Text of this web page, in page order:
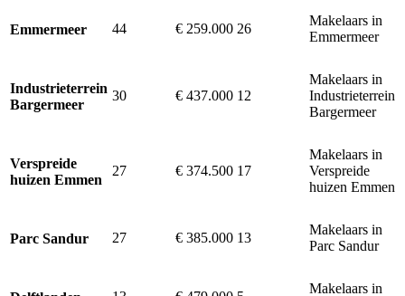
Emmermeer 44 € 259.000 26
Makelaars in
Emmermeer
Industrieterrein
Bargermeer
30 € 437.000 12
Makelaars in
Industrieterrein
Bargermeer
Verspreide
huizen Emmen
27 € 374.500 17
Makelaars in
Verspreide
huizen Emmen
Parc Sandur 27 € 385.000 13
Makelaars in
Parc Sandur
Makelaars in